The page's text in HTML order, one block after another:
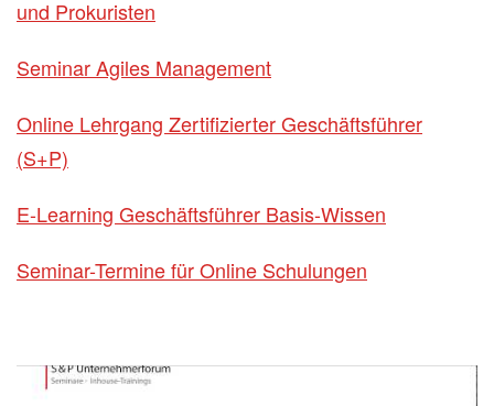
und Prokuristen
Seminar Agiles Management
Online Lehrgang Zertifizierter Geschäftsführer
(S+P)
E-Learning Geschäftsführer Basis-Wissen
Seminar-Termine für Online Schulungen